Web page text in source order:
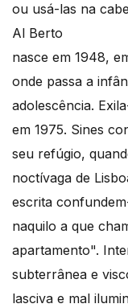
ou usá-las na
Al Berto
nasce em 1948,
onde passa a
adolescência.
em 1975. Sines
seu refúgio,
noctívaga de
escrita
naquilo a que
apartamento".
subterrânea e
lasciva e mal